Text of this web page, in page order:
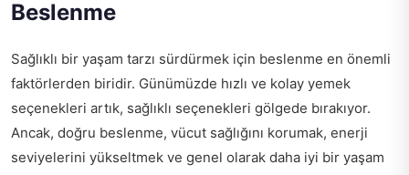
Beslenme
Sağlıklı bir yaşam tarzı sürdürmek için beslenme en önemli
faktörlerden biridir. Günümüzde hızlı ve kolay yemek
seçenekleri artık, sağlıklı seçenekleri gölgede bırakıyor.
Ancak, doğru beslenme, vücut sağlığını korumak, enerji
seviyelerini yükseltmek ve genel olarak daha iyi bir yaşam